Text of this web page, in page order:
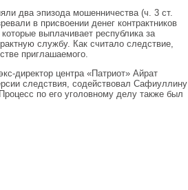
два эпизода мошенничества (ч. 3 ст.
в присвоении денег контрактников
выплачивает республика за
службу. Как считало следствие,
приглашаемого.
директор центра «Патриот» Айрат
следствия, содействовал Сафиуллину
по его уголовному делу также был